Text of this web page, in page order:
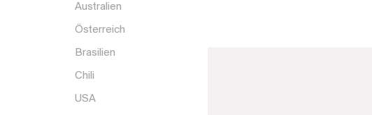
Australien
Österreich
Brasilien
Chili
USA